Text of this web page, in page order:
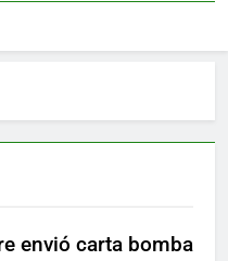
envió carta bomba